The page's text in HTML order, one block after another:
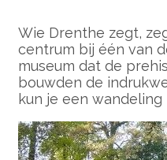
Wie Drenthe zegt,
centrum bij één van
museum dat de
bouwden de
kun je een